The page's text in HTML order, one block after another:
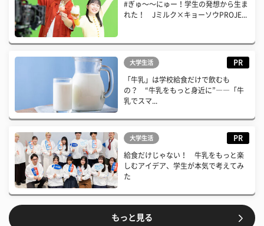
#ぎゅ〜〜にゅー！学生の発想から生ま
れた！ Jミルク×キョーソウPROJE...
大学生活 PR
「牛乳」は学校給食だけで飲むも
の？ “牛乳をもっと身近に”――「牛
乳でスマ...
大学生活 PR
給食だけじゃない！ 牛乳をもっと楽
しむアイデア、学生が本気で考えてみ
た
もっと見る